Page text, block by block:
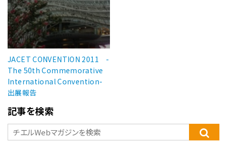
JACET CONVENTION 2011 -
The 50th Commemorative
International Convention-
出展報告
記事を検索